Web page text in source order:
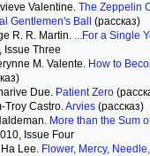
Valentine. The Zeppelin
Gentlemen's Ball
(рассказ)
R. R. Martin. ...For a Single
Issue Three
M. Valente. How to
Due. Patient Zero
Troy Castro.Arvies (рассказ)
More than the Sum
Issue Four
Lee. Flower, Mercy,